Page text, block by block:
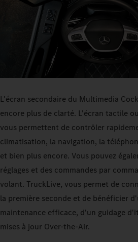
L'écran secondaire du Multimedia
encore plus de clarté. L'écran tactile
vous permettent de contrôler
climatisation, la navigation, la
et bien plus encore. Vous pouvez
réglages et des commandes par
volant. TruckLive, vous permet de
la première seconde et de bénéficier
maintenance efficace, d'un guidage
mises à jour Over-the-Air.